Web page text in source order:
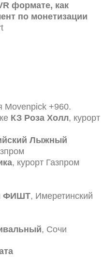
формате, как
по монетизации
Movenpick +960.
КЗ Роза Холл, курорт
Лыжный
, курорт Газпром
ФИШТ, Имеретинский
, Сочи